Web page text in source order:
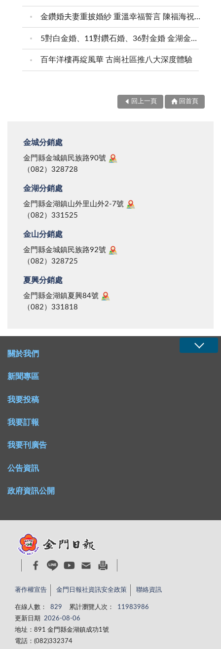
金鑽婚夫妻重披婚紗 重溫幸福誓言 陳福海祝福牽手半世紀 情深相守成典範
5對白金婚、11對鑽石婚、36對金婚 金湖金沙夫妻共享榮耀時刻 陳福海表揚金鑽婚夫妻 向半世紀相守家庭典範致敬
百年洋樓再綻風華 古崗社區推八大深度體驗
回上一頁 回首頁
金城分銷處
金門縣金城鎮民族路90號
（082）328728
金湖分銷處
金門縣金湖鎮山外里山外2-7號
（082）331525
金山分銷處
金門縣金城鎮民族路92號
（082）328725
夏興分銷處
金門縣金湖鎮夏興84號
（082）331818
關於我們
新聞專區
我要投稿
我要訂報
我要刊廣告
公告資訊
政府資訊公開
著作權宣告 金門日報社資訊安全政策 聯絡資訊
在線人數： 829 累計瀏覽人次：
11983986
更新日期
2026-08-06
地址：891 金門縣金湖鎮成功1號
電話：(082)332374